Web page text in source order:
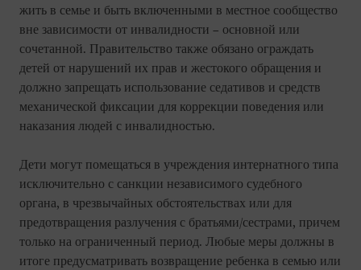
жить в семье и быть включенными в местное сообщество
вне зависимости от инвалидности – основной или
сочетанной. Правительство также обязано ограждать
детей от нарушений их прав и жестокого обращения и
должно запрещать использование седативов и средств
механической фиксации для коррекции поведения или
наказания людей с инвалидностью.
Дети могут помещаться в учреждения интернатного типа
исключительно с санкции независимого судебного
органа, в чрезвычайных обстоятельствах или для
предотвращения разлучения с братьями/сестрами, причем
только на ограниченный период. Любые меры должны в
итоге предусматривать возвращение ребенка в семью или